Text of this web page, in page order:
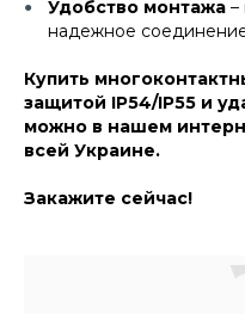
Удобство монтажа –
надежное
Купить
защитой IP54/IP55 и
можно в нашем
всей Украине.
Закажите сейчас!